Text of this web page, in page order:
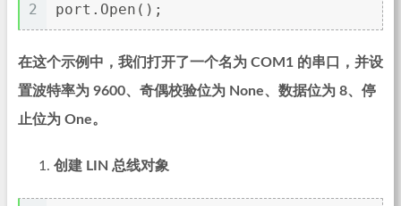
2
port.Open();
在这个示例中，我们打开了一个名为 COM1 的串口，并设
置波特率为 9600、奇偶校验位为 None、数据位为 8、停
止位为 One。
创建 LIN 总线对象